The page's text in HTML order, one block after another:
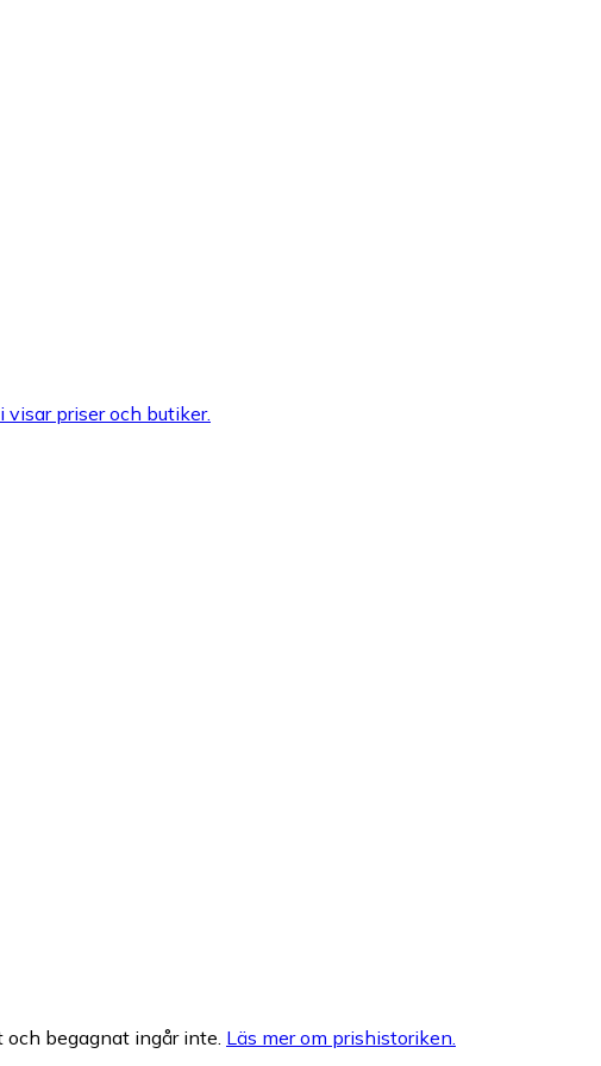
visar priser och butiker.
begagnat ingår inte. Läs mer om prishistoriken.